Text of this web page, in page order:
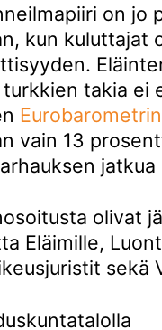
on jo
kun kuluttajat
takia ei
Eurobarometrin
vain 13
olivat
Eläimille,
sekä